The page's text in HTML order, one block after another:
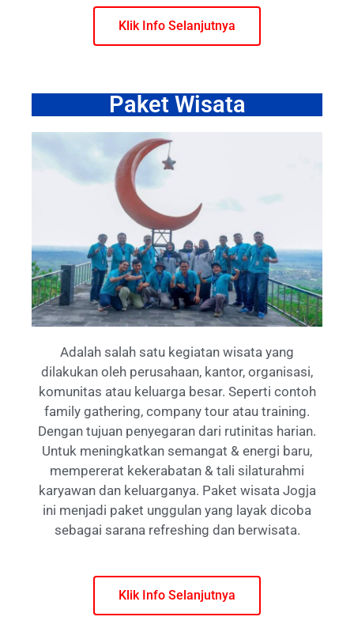
Klik Info Selanjutnya
Paket Wisata
Adalah salah satu kegiatan wisata yang
dilakukan oleh perusahaan, kantor, organisasi,
komunitas atau keluarga besar. Seperti contoh
family gathering, company tour atau training.
Dengan tujuan penyegaran dari rutinitas harian.
Untuk meningkatkan semangat & energi baru,
mempererat kekerabatan & tali silaturahmi
karyawan dan keluarganya. Paket wisata Jogja
ini menjadi paket unggulan yang layak dicoba
sebagai sarana refreshing dan berwisata.
Klik Info Selanjutnya